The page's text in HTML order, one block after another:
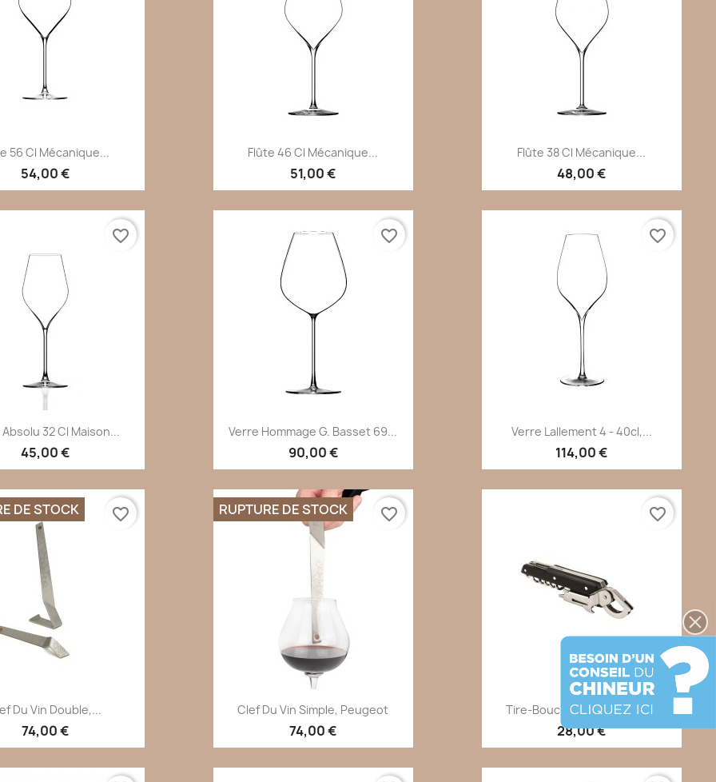
Aperçu rapide
56 Cl Mécanique...
54,00 €
Aperçu rapide
Flûte 46 Cl Mécanique...
51,00 €
 Aperçu rapide
Flûte 38 Cl Mécanique...
48,00 €
Aperçu rapide
32 Cl Maison...
45,00 €
favorite_border
Aperçu rapide
Verre Hommage G. Basset 69...
90,00 €
favorite_border
Aperçu rapide
Verre Lallement 4 - 40cl,...
114,00 €
favorite_border
Aperçu rapide
Du Vin Double,...
74,00 €
DE STOCK favorite_border
Aperçu rapide
Clef Du Vin Simple, Peugeot
74,00 €
RUPTURE DE STOCK favorite_border
Aperçu rapide
Tire-Bouchon Peugeot Le...
28,00 €
favorite_border